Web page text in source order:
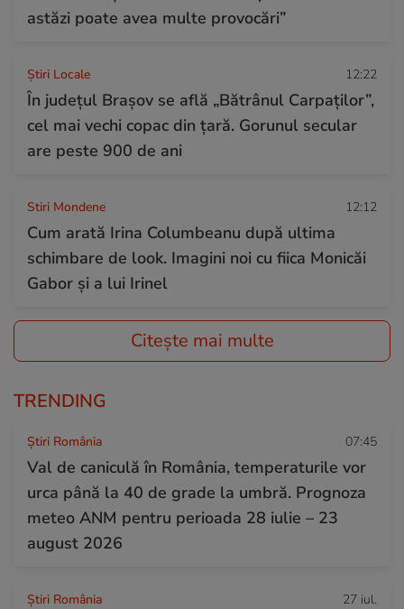
astăzi poate avea multe provocări”
Știri Locale 12:22
În județul Brașov se află „Bătrânul Carpaților”,
cel mai vechi copac din țară. Gorunul secular
are peste 900 de ani
Stiri Mondene 12:12
Cum arată Irina Columbeanu după ultima
schimbare de look. Imagini noi cu fiica Monicăi
Gabor și a lui Irinel
Citește mai multe
TRENDING
Știri România 07:45
Val de caniculă în România, temperaturile vor
urca până la 40 de grade la umbră. Prognoza
meteo ANM pentru perioada 28 iulie – 23
august 2026
Știri România 27 iul.